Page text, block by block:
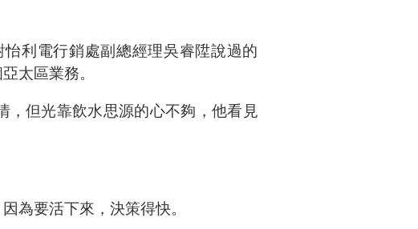
利電行銷處副總經理吳睿陞說過的
太區業務。
，但光靠飲水思源的心不夠，他看見
為要活下來，決策得快。